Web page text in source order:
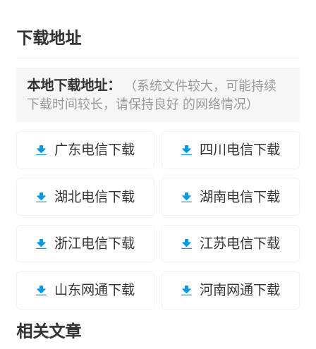
下载地址
本地下载地址：
（系统文件较大，可能持续
下载时间较长，请保持良好 的网络情况）
广东电信下载 四川电信下载
湖北电信下载 湖南电信下载
浙江电信下载 江苏电信下载
山东网通下载 河南网通下载
相关文章